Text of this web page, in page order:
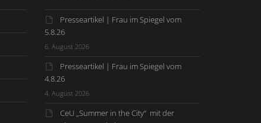
Presseartikel | Frau im Spiegel vom
5.8.26
6. August 2026
Presseartikel | Frau im Spiegel vom
4.8.26
4. August 2026
CeU „Summer in the City“ mit der